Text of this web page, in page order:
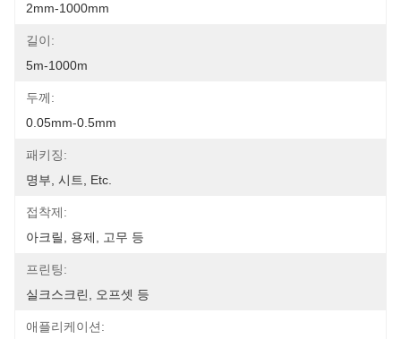
2mm-1000mm
길이:
5m-1000m
두께:
0.05mm-0.5mm
패키징:
명부, 시트, Etc.
접착제:
아크릴, 용제, 고무 등
프린팅:
실크스크린, 오프셋 등
애플리케이션: